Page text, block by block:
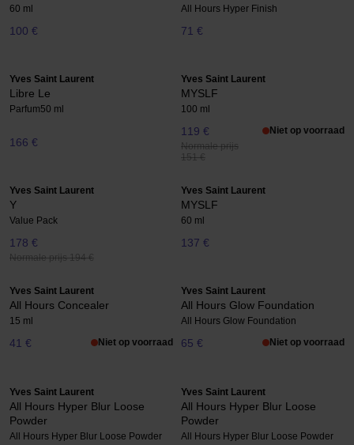
60 ml
100 €
All Hours Hyper Finish
71 €
Yves Saint Laurent
Libre Le
Parfum50 ml
166 €
Yves Saint Laurent
MYSLF
100 ml
119 €
Normale prijs
151 €
Niet op voorraad
Yves Saint Laurent
Y
Value Pack
178 €
Normale prijs 194 €
Yves Saint Laurent
MYSLF
60 ml
137 €
Yves Saint Laurent
All Hours Concealer
15 ml
41 € Niet op voorraad
Yves Saint Laurent
All Hours Glow Foundation
All Hours Glow Foundation
65 € Niet op voorraad
Yves Saint Laurent
All Hours Hyper Blur Loose
Powder
All Hours Hyper Blur Loose Powder
Yves Saint Laurent
All Hours Hyper Blur Loose
Powder
All Hours Hyper Blur Loose Powder